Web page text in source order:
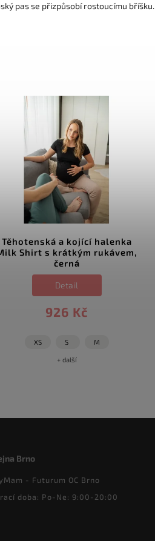
pas se přizpůsobí rostoucímu bříšku.
Těhotenská a kojící halenka
Shirt s krátkým rukávem,
černá
926 Kč
Detail
XS S M
+ další
Brno
- Futurum OC Brno
doba: Po-Ne: 9:00-20:00